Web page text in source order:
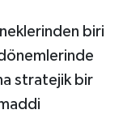
biri
stratejik bir